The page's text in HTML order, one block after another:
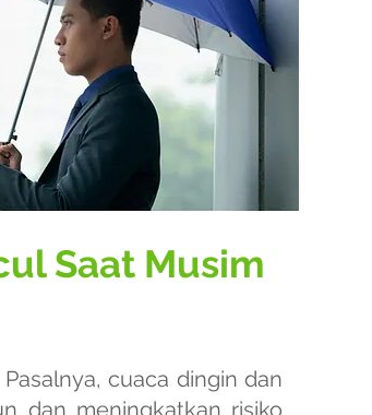
Saat Musim
cuaca dingin dan
dan meningkatkan risiko